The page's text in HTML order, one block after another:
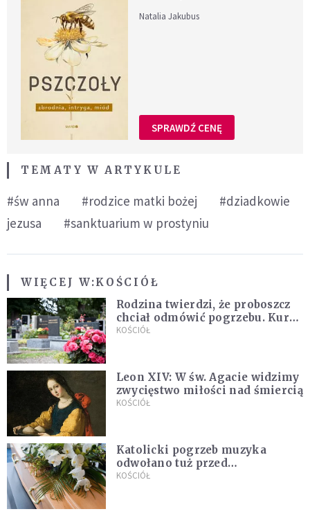
Natalia Jakubus
SPRAWDŹ CENĘ
TEMATY W ARTYKULE
#św anna #rodzice matki bożej
#dziadkowie
jezusa
#sanktuarium w prostyniu
WIĘCEJ W:KOŚCIÓŁ
Rodzina twierdzi, że proboszcz
chciał odmówić pogrzebu. Kuria
zapowiada wyjaśnienia
KOŚCIÓŁ
Leon XIV: W św. Agacie widzimy
zwycięstwo miłości nad śmiercią
KOŚCIÓŁ
Katolicki pogrzeb muzyka
odwołano tuż przed
uroczystością. Powodem była
KOŚCIÓŁ